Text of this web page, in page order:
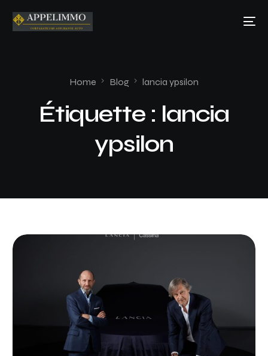
Home Blog lancia ypsilon
Étiquette : lancia
ypsilon